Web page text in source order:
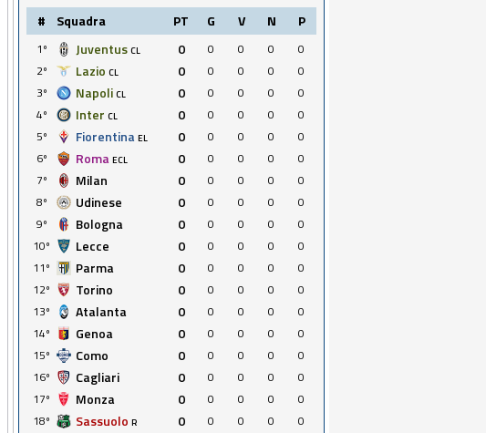
# Squadra PT G V N P
1º Juventus CL 0 0 0 0
0
2º
Lazio CL 0 0 0 0
0
3º
Napoli CL 0 0 0 0
0
4º
Inter CL 0 0 0 0
0
5º
Fiorentina EL 0 0 0 0
0
6º
Roma ECL 0 0 0 0
0
7º
Milan 0 0 0 0
0
8º
Udinese 0 0 0 0
0
9º
Bologna 0 0 0 0
0
10º
Lecce 0 0 0 0
0
11º
Parma 0 0 0 0
0
12º
Torino 0 0 0 0
0
13º
Atalanta 0 0 0 0
0
14º
Genoa 0 0 0 0
0
15º
Como 0 0 0 0
0
16º
Cagliari 0 0 0 0
0
17º
Monza 0 0 0 0
0
18º
Sassuolo R 0 0 0 0 0